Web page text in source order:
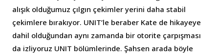
alışık olduğumuz çılgın çekimler yerini daha stabil
çekimlere bırakıyor. UNIT’le beraber Kate de hikayeye
dahil olduğundan aynı zamanda bir otorite çarpışması
da izliyoruz UNIT bölümlerinde. Şahsen arada böyle